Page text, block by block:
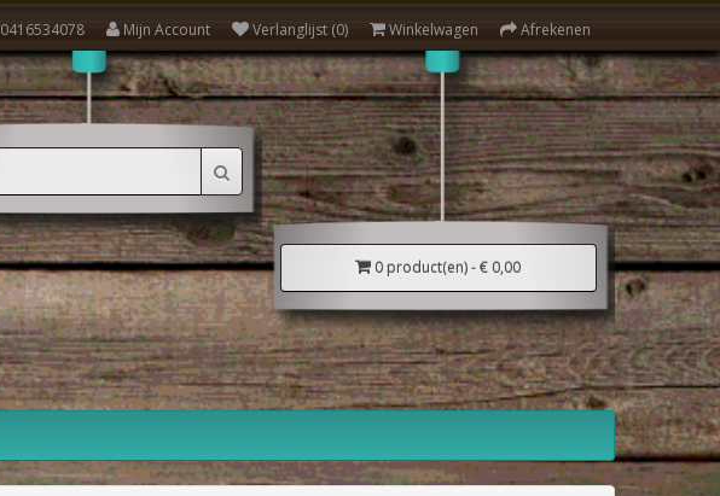
0416534078 Mijn Account Verlanglijst (0) Winkelwagen Afrekenen
0 product(en) - € 0,00